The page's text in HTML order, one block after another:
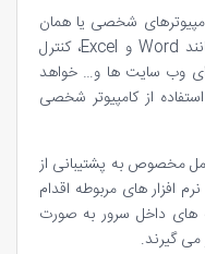
شخصی یا همان
PC داشت شامل کار با نرم افزارهایی مانند Word و Excel، کنترل
وب سایت ها و… خواهد
از کامپیوتر شخصی
مخصوص به پشتیبانی از
افزار های مربوطه اقدام
های داخل سرور به صورت
می گیرند.